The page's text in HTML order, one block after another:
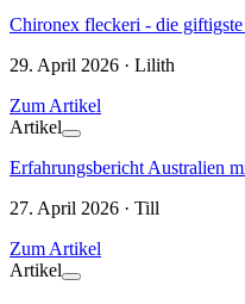
Chironex fleckeri - die
29. April 2026 · Lilith
Zum Artikel
Artikel
Erfahrungsbericht Australien
27. April 2026 · Till
Zum Artikel
Artikel